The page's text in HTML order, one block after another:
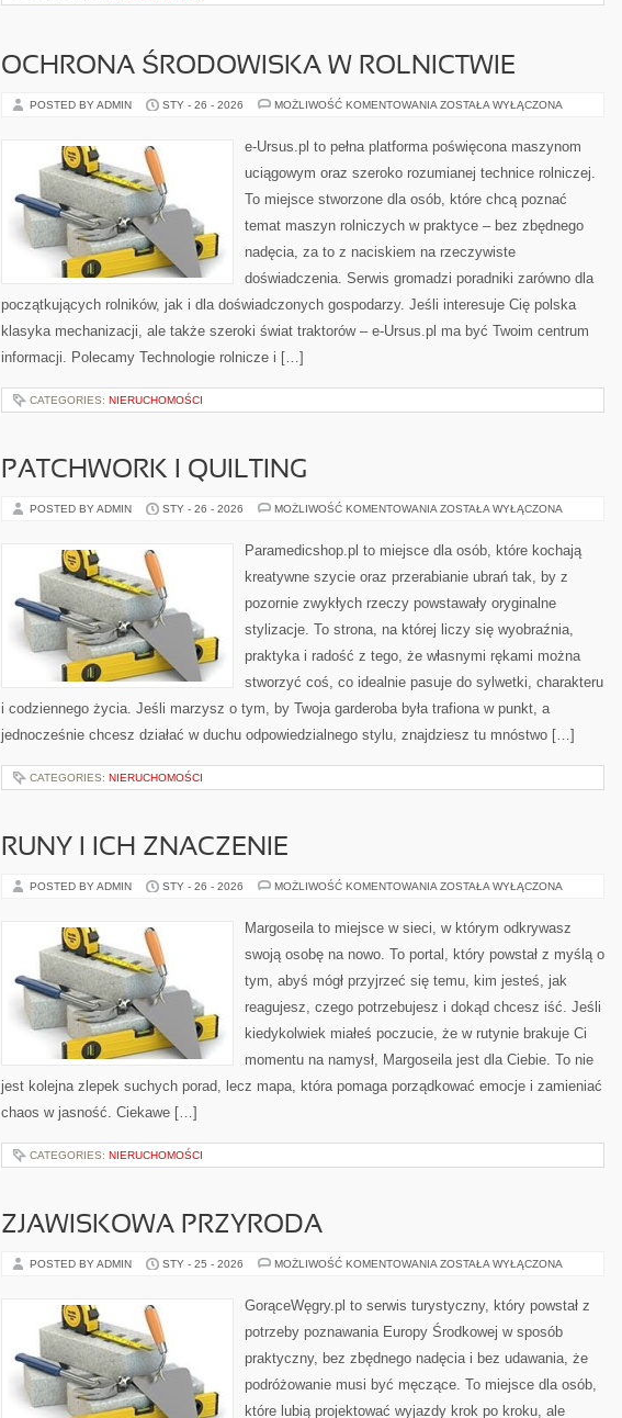
OCHRONA ŚRODOWISKA W ROLNICTWIE
POSTED BY ADMIN STY - 26 - 2026 MOŻLIWOŚĆ KOMENTOWANIA OCHRONA
ROLNICTWIE
ZOSTAŁA WYŁĄCZONA
e-Ursus.pl to pełna platforma poświęcona maszynom
uciągowym oraz szeroko rozumianej technice rolniczej.
To miejsce stworzone dla osób, które chcą poznać
temat maszyn rolniczych w praktyce – bez zbędnego
nadęcia, za to z naciskiem na rzeczywiste
doświadczenia. Serwis gromadzi poradniki zarówno dla
początkujących rolników, jak i dla doświadczonych gospodarzy. Jeśli interesuje Cię polska
klasyka mechanizacji, ale także szeroki świat traktorów – e-Ursus.pl ma być Twoim centrum
informacji. Polecamy Technologie rolnicze i […]
CATEGORIES: NIERUCHOMOŚCI
PATCHWORK I QUILTING
POSTED BY ADMIN STY - 26 - 2026 MOŻLIWOŚĆ KOMENTOWANIA PATCHWORK
ZOSTAŁA WYŁĄCZONA
Paramedicshop.pl to miejsce dla osób, które kochają
kreatywne szycie oraz przerabianie ubrań tak, by z
pozornie zwykłych rzeczy powstawały oryginalne
stylizacje. To strona, na której liczy się wyobraźnia,
praktyka i radość z tego, że własnymi rękami można
stworzyć coś, co idealnie pasuje do sylwetki, charakteru
i codziennego życia. Jeśli marzysz o tym, by Twoja garderoba była trafiona w punkt, a
jednocześnie chcesz działać w duchu odpowiedzialnego stylu, znajdziesz tu mnóstwo […]
CATEGORIES: NIERUCHOMOŚCI
RUNY I ICH ZNACZENIE
POSTED BY ADMIN STY - 26 - 2026 MOŻLIWOŚĆ KOMENTOWANIA RUNY
ZNACZENIE
ZOSTAŁA WYŁĄCZONA
Margoseila to miejsce w sieci, w którym odkrywasz
swoją osobę na nowo. To portal, który powstał z myślą o
tym, abyś mógł przyjrzeć się temu, kim jesteś, jak
reagujesz, czego potrzebujesz i dokąd chcesz iść. Jeśli
kiedykolwiek miałeś poczucie, że w rutynie brakuje Ci
momentu na namysł, Margoseila jest dla Ciebie. To nie
jest kolejna zlepek suchych porad, lecz mapa, która pomaga porządkować emocje i zamieniać
chaos w jasność. Ciekawe […]
CATEGORIES: NIERUCHOMOŚCI
ZJAWISKOWA PRZYRODA
POSTED BY ADMIN STY - 25 - 2026 MOŻLIWOŚĆ KOMENTOWANIA ZJAWISKOWA
ZOSTAŁA WYŁĄCZONA
GorąceWęgry.pl to serwis turystyczny, który powstał z
potrzeby poznawania Europy Środkowej w sposób
praktyczny, bez zbędnego nadęcia i bez udawania, że
podróżowanie musi być męczące. To miejsce dla osób,
które lubią projektować wyjazdy krok po kroku, ale